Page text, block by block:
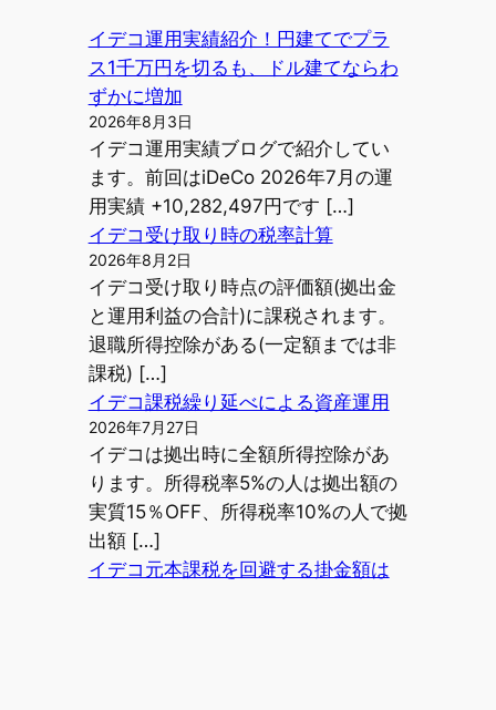
イデコ運用実績紹介！円建てでプラ
ス1千万円を切るも、ドル建てならわ
ずかに増加
2026年8月3日
イデコ運用実績ブログで紹介してい
ます。前回はiDeCo 2026年7月の運
用実績 +10,282,497円です […]
イデコ受け取り時の税率計算
2026年8月2日
イデコ受け取り時点の評価額(拠出金
と運用利益の合計)に課税されます。
退職所得控除がある(一定額までは非
課税) […]
イデコ課税繰り延べによる資産運用
2026年7月27日
イデコは拠出時に全額所得控除があ
ります。所得税率5%の人は拠出額の
実質15％OFF、所得税率10%の人で拠
出額 […]
イデコ元本課税を回避する掛金額は